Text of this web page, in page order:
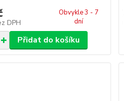
DPH
Obvykle 3 - 7
dní
Přidat do košíku